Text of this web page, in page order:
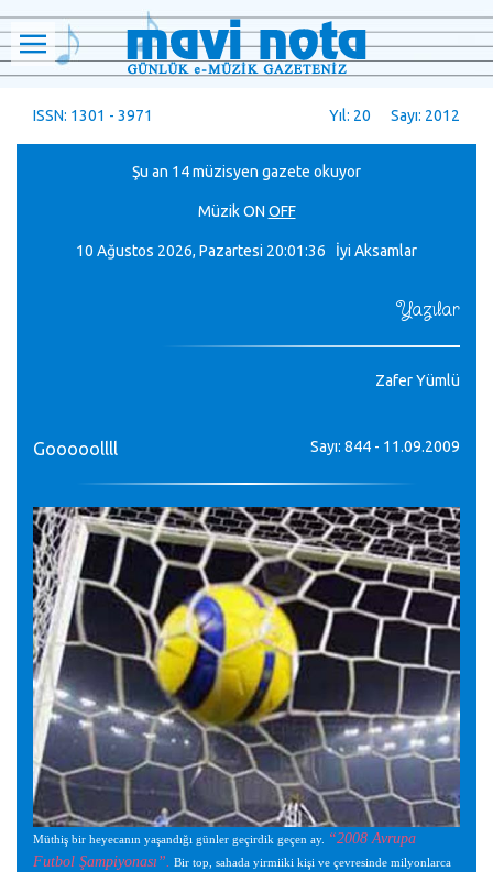
ISSN: 1301 - 3971 Yıl: 20 Sayı: 2012
Şu an 14 müzisyen gazete okuyor
MüzikON OFF
10 Ağustos 2026, Pazartesi 20:01:36 İyi Aksamlar
Yazılar
Zafer Yümlü
Gooooollll Sayı: 844 - 11.09.2009
Müthiş bir heyecanın yaşandığı günler geçirdik geçen ay.
“2008 Avrupa
Futbol Şampiyonası”. Bir top, sahada yirmiiki kişi ve çevresinde milyonlarca